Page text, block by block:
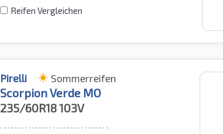
Reifen Vergleichen
Pirelli Sommerreifen
Scorpion Verde MO
235/60R18103V